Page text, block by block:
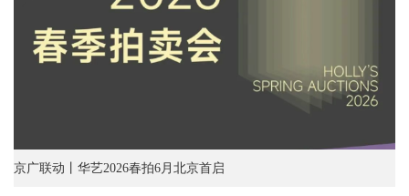
京广联动丨华艺2026春拍6月北京首启